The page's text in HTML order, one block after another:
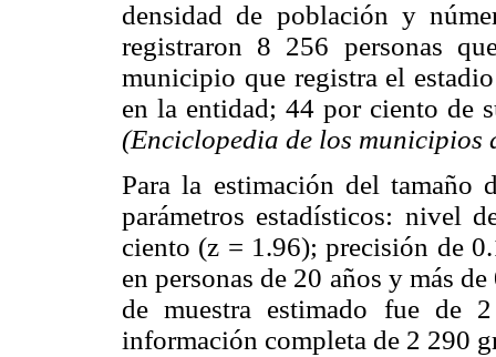
densidad de población y
registraron 8 256 personas
municipio que registra el
en la entidad; 44 por ciento de
(Enciclopedia de los municipios
Para la estimación del tamaño
parámetros estadísticos: nivel
ciento (z = 1.96); precisión de
en personas de 20 años y más
de muestra estimado fue de
información completa de 2 290